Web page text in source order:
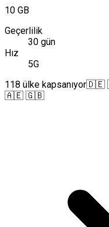
10 GB
Geçerlilik
30 gün
Hız
5G
118 ülke kapsanıyor🇩🇪
🇦🇪 🇬🇧